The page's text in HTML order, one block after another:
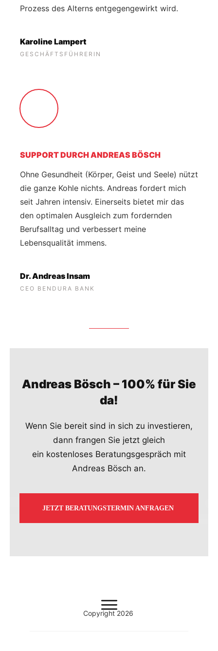
Prozess des Alterns entgegengewirkt wird.
Karoline Lampert
GESCHÄFTSFÜHRERIN
SUPPORT DURCH ANDREAS BÖSCH
Ohne Gesundheit (Körper, Geist und Seele) nützt
die ganze Kohle nichts. Andreas fordert mich
seit Jahren intensiv. Einerseits bietet mir das
den optimalen Ausgleich zum fordernden
Berufsalltag und verbessert meine
Lebensqualität immens.
Dr. Andreas Insam
CEO BENDURA BANK
Andreas Bösch – 100% für Sie
da!
Wenn Sie bereit sind in sich zu investieren,
dann frangen Sie jetzt gleich
ein kostenloses Beratungsgespräch mit
Andreas Bösch an.
JETZT BERATUNGSTERMIN ANFRAGEN
Copyright 2026